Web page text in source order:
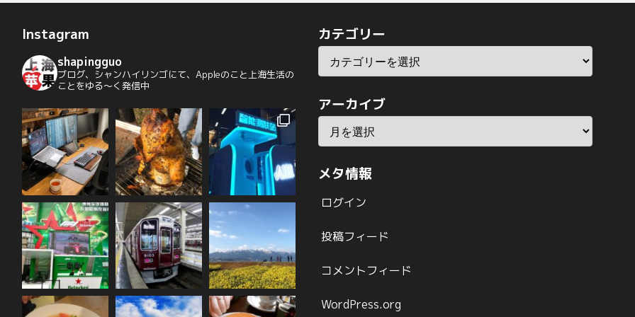
Instagram
shapingguo
ブログ、シャンハイリンゴにて、Appleのこと上海生活の
ことをゆる〜く発信中
カテゴリー
アーカイブ
メタ情報
ログイン
投稿フィード
コメントフィード
WordPress.org